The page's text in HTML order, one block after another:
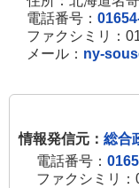
電話番号：
ファクシミリ：
メール： ny-
情報発信元： 総合
電話番号：
ファクシミリ